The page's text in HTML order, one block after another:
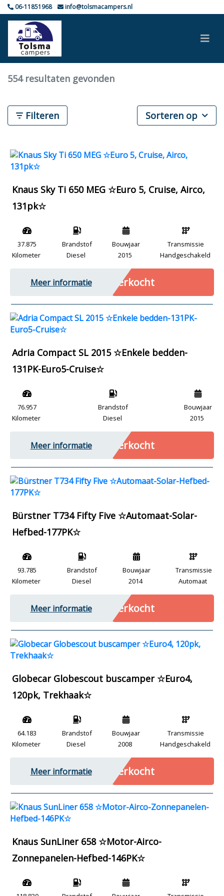
06-11851968 info@tolsmacampers.nl
554 resultaten gevonden
Filteren Sorteren op
Knaus Sky Ti 650 MEG ☆Euro 5, Cruise, Airco,
131pk☆
37.875
Kilometer
Brandstof
Diesel
Bouwjaar
2015
Transmissie
Handgeschakeld
Meer informatie Verkocht
Adria Compact SL 2015 ☆Enkele bedden-
131PK-Euro5-Cruise☆
76.957
Kilometer
Brandstof
Diesel
Bouwjaar
2015
Meer informatie Verkocht
Bürstner T734 Fifty Five ☆Automaat-Solar-
Hefbed-177PK☆
93.785
Kilometer
Brandstof
Diesel
Bouwjaar
2014
Transmissie
Automaat
Meer informatie Verkocht
Globecar Globescout buscamper ☆Euro4,
120pk, Trekhaak☆
64.183
Kilometer
Brandstof
Diesel
Bouwjaar
2008
Transmissie
Handgeschakeld
Meer informatie Verkocht
Knaus SunLiner 658 ☆Motor-Airco-
Zonnepanelen-Hefbed-146PK☆